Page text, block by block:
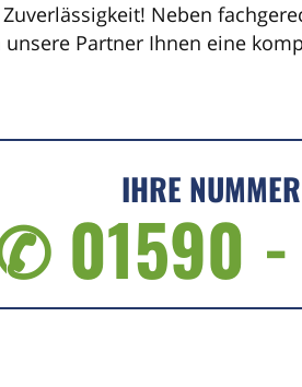
Neben
unsere Partner Ihnen eine
IHRE
01590 -